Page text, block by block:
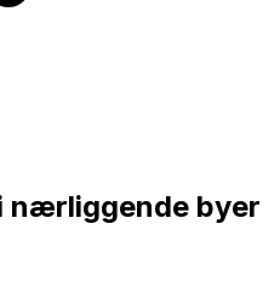
nærliggende byer